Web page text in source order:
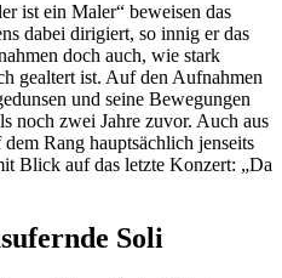
ist ein Maler“ beweisen das
dabei dirigiert, so innig er das
doch auch, wie stark
gealtert ist. Auf den Aufnahmen
und seine Bewegungen
noch zwei Jahre zuvor. Auch aus
Rang hauptsächlich jenseits
Blick auf das letzte Konzert: „Da
Soli